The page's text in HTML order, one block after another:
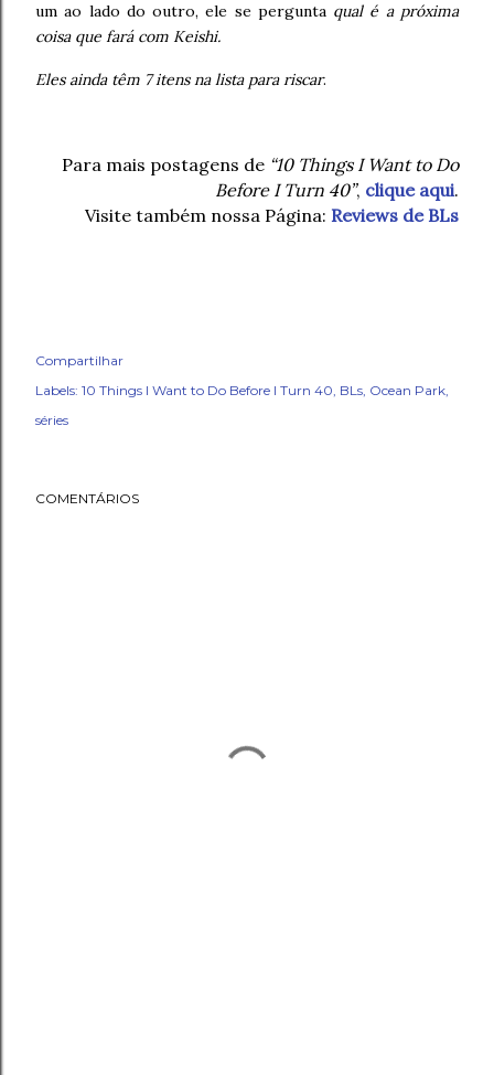
um ao lado do outro, ele se pergunta qual é a próxima
coisa que fará com Keishi.
Eles ainda têm 7 itens na lista para riscar.
Para mais postagens de “10 Things I Want to Do
Before I Turn 40”, clique aqui.
Visite também nossa Página: Reviews de BLs
Compartilhar
Labels: 10 Things I Want to Do Before I Turn 40 BLs Ocean Park
séries
COMENTÁRIOS